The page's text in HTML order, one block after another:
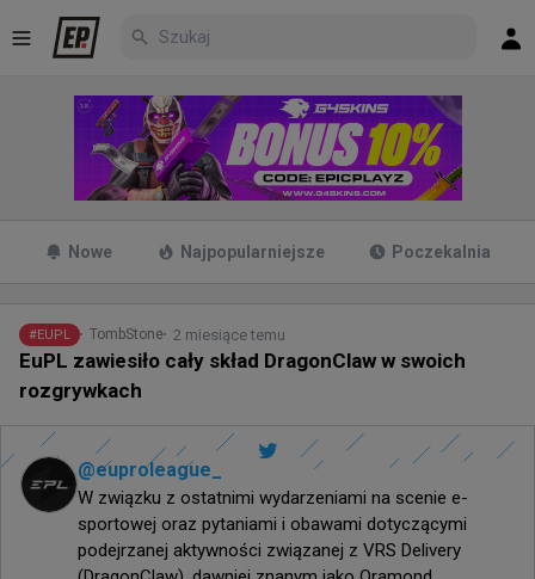
Nowe Najpopularniejsze Poczekalnia
#EUPL TombStone 2 miesiące temu
EuPL zawiesiło cały skład DragonClaw w swoich
rozgrywkach
@euproleague_
W związku z ostatnimi wydarzeniami na scenie e-
sportowej oraz pytaniami i obawami dotyczącymi
podejrzanej aktywności związanej z VRS Delivery